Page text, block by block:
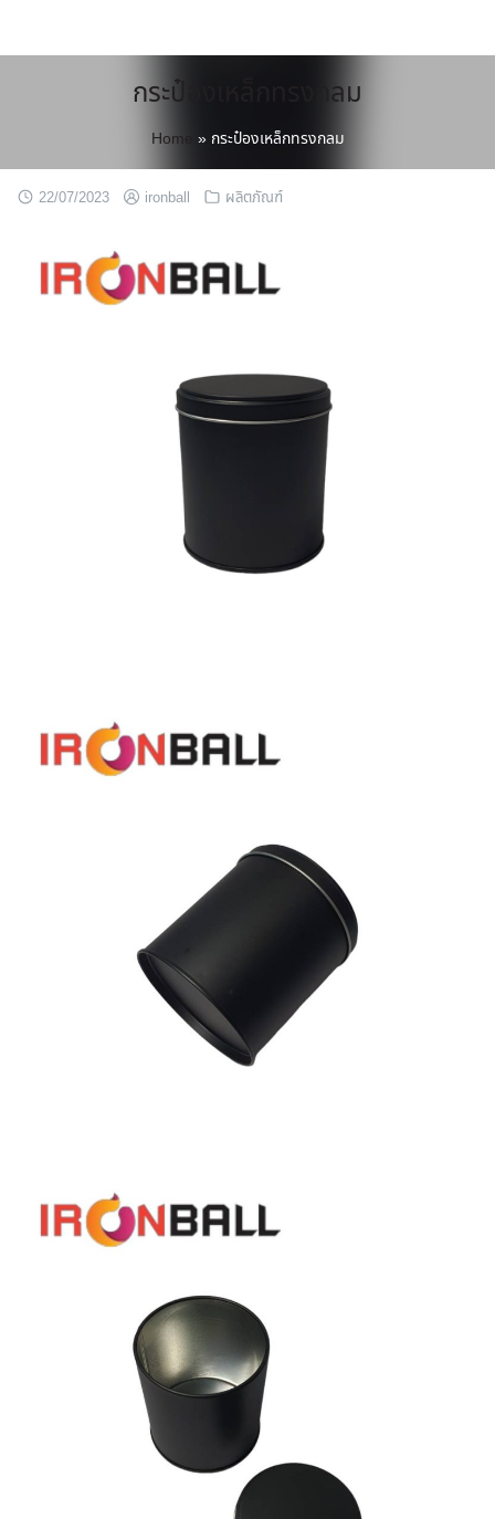
กระป๋องเหล็กทรงกลม
Home » กระป๋องเหล็กทรงกลม
22/07/2023 ironball ผลิตภัณฑ์